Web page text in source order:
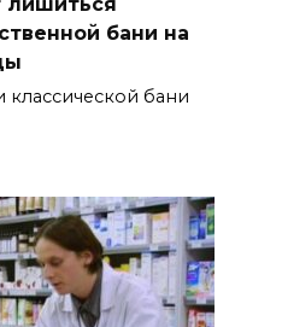
бани на
классической бани